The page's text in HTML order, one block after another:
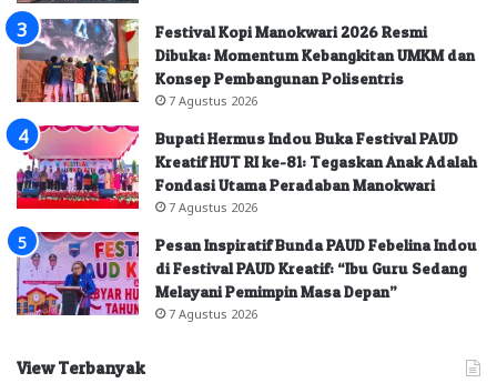
Festival Kopi Manokwari 2026 Resmi
Dibuka: Momentum Kebangkitan UMKM dan
Konsep Pembangunan Polisentris
7 Agustus 2026
Bupati Hermus Indou Buka Festival PAUD
Kreatif HUT RI ke-81: Tegaskan Anak Adalah
Fondasi Utama Peradaban Manokwari
7 Agustus 2026
Pesan Inspiratif Bunda PAUD Febelina Indou
di Festival PAUD Kreatif: “Ibu Guru Sedang
Melayani Pemimpin Masa Depan”
7 Agustus 2026
View Terbanyak